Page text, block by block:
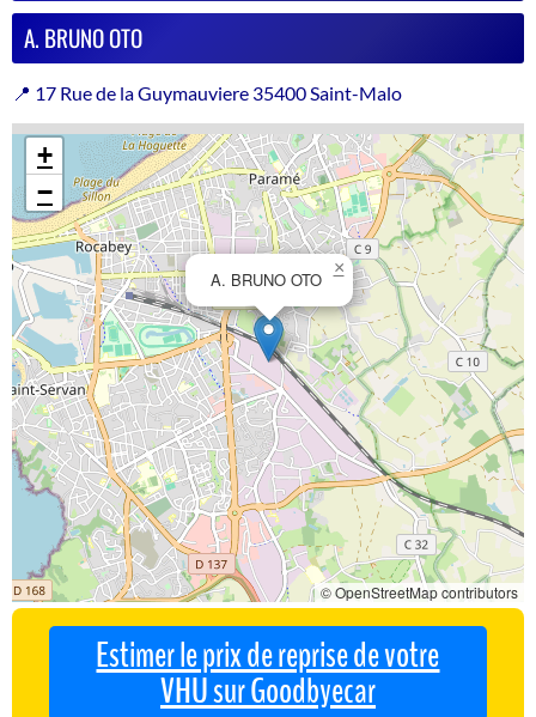
A. BRUNO OTO
📍 17 Rue de la Guymauviere 35400 Saint-Malo
A. BRUNO OTO
×
+
−
© OpenStreetMap contributors
Estimer le prix de reprise de votre
VHU sur Goodbyecar